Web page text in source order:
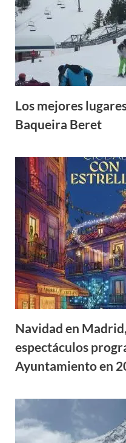
Los mejores
Baqueira Beret
Navidad en
espectáculos
Ayuntamiento en